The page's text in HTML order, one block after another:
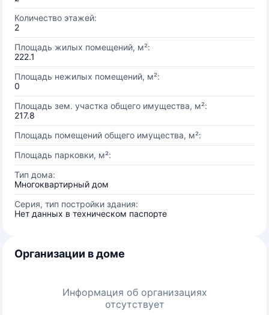
Количество этажей:
2
Площадь жилых помещений, м²:
222.1
Площадь нежилых помещений, м²:
0
Площадь зем. участка общего имущества, м²:
217.8
Площадь помещений общего имущества, м²:
Площадь парковки, м²:
Тип дома:
Многоквартирный дом
Серия, тип постройки здания:
Нет данных в техническом паспорте
Организации в доме
Информация об организациях
отсутствует